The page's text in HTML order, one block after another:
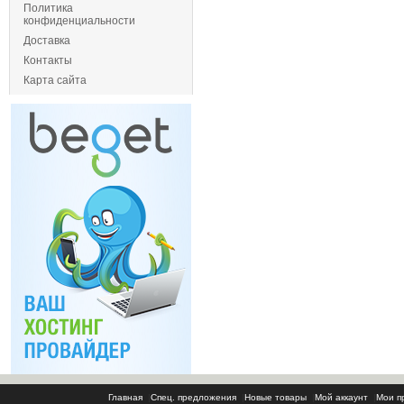
Политика
конфиденциальности
Доставка
Контакты
Карта сайта
Главная Спец. предложения Новые товары Мой аккаунт Мои